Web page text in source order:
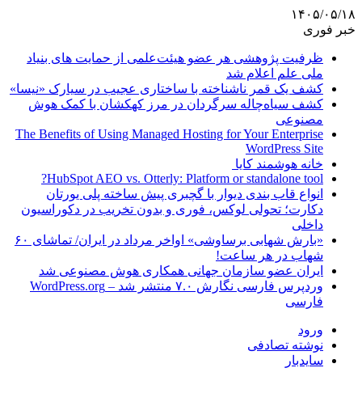
۱۴۰۵/۰۵/۱۸
خبر فوری
ظرفیت پژوهشی هر عضو هیئت‌علمی از حمایت های بنیاد
ملی علم اعلام شد
کشف یک قمر ناشناخته با ساختاری عجیب در سیارک «نیسا»
کشف سیاه‌چاله سرگردان در مرز کهکشان با کمک هوش
مصنوعی
The Benefits of Using Managed Hosting for Your Enterprise
WordPress Site
خانه هوشمند کایا
HubSpot AEO vs. Otterly: Platform or standalone tool?
انواع قاب بندی دیوار با گچبری پیش ساخته پلی یورتان
دکارت؛ تحولی لوکس، فوری و بدون تخریب در دکوراسیون
داخلی
«بارش شهابی برساوشی» اواخر مرداد در ایران/ تماشای ۶۰
شهاب در هر ساعت!
ایران عضو سازمان جهانی همکاری هوش مصنوعی شد
وردپرس فارسی نگارش ۷.۰ منتشر شد – WordPress.org
فارسی
ورود
نوشته تصادفی
سایدبار